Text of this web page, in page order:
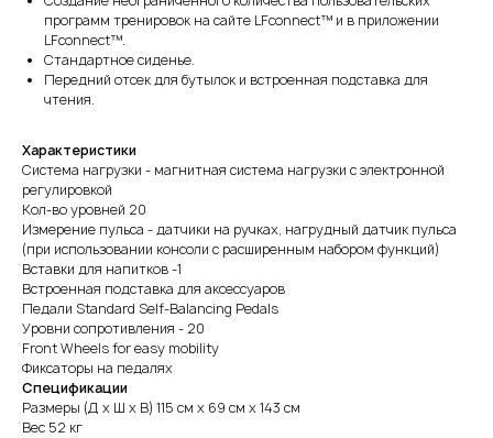
программ тренировок на сайте LFconnect™ и в приложении
LFconnect™.
Стандартное сиденье.
Передний отсек для бутылок и встроенная подставка для
чтения.
Характеристики
Система нагрузки - магнитная система нагрузки с электронной
регулировкой
Кол-во уровней 20
Измерение пульса - датчики на ручках, нагрудный датчик пульса
(при использовании консоли с расширенным набором функций)
Вставки для напитков -1
Встроенная подставка для аксессуаров
Педали Standard Self-Balancing Pedals
Уровни сопротивления - 20
Front Wheels for easy mobility
Фиксаторы на педалях
Спецификации
Размеры (Д x Ш x В) 115 см x 69 см x 143 см
Вес 52 кг